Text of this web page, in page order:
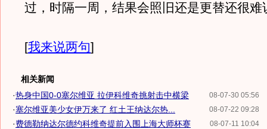
过，时隔一周，结果会照旧还是更替还很难
[我来说两句]
相关新闻
08-07-30 05:56
·热身中国0-0塞尔维亚 拉伊科维奇挑射击中横梁
08-07-22 09:28
·塞尔维亚美少女伊万来了 红土王纳达尔热...
08-07-11 10:04
·费德勒纳达尔德约科维奇提前入围上海大师杯赛